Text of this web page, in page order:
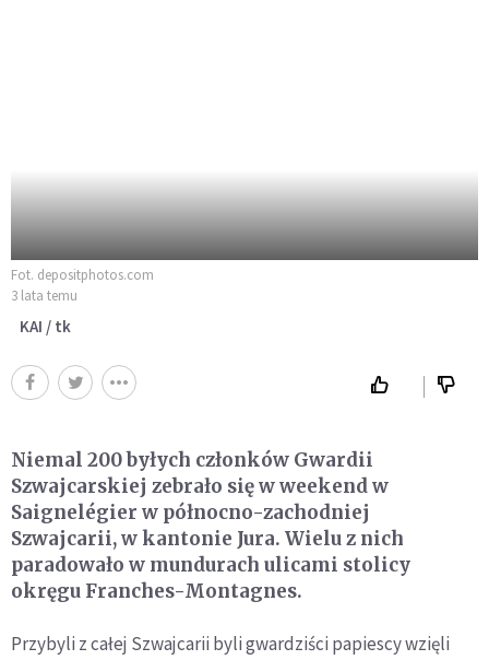
Fot. depositphotos.com
3 lata temu
KAI / tk
Niemal 200 byłych członków Gwardii
Szwajcarskiej zebrało się w weekend w
Saignelégier w północno-zachodniej
Szwajcarii, w kantonie Jura. Wielu z nich
paradowało w mundurach ulicami stolicy
okręgu Franches-Montagnes.
Przybyli z całej Szwajcarii byli gwardziści papiescy wzięli